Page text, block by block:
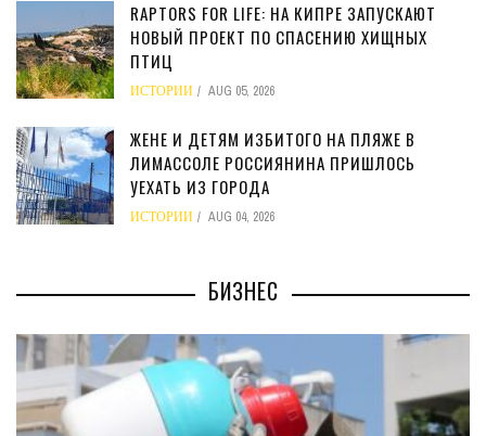
RAPTORS FOR LIFE: НА КИПРЕ ЗАПУСКАЮТ
НОВЫЙ ПРОЕКТ ПО СПАСЕНИЮ ХИЩНЫХ
ПТИЦ
ИСТОРИИ AUG 05, 2026
ЖЕНЕ И ДЕТЯМ ИЗБИТОГО НА ПЛЯЖЕ В
ЛИМАССОЛЕ РОССИЯНИНА ПРИШЛОСЬ
УЕХАТЬ ИЗ ГОРОДА
ИСТОРИИ AUG 04, 2026
БИЗНЕС